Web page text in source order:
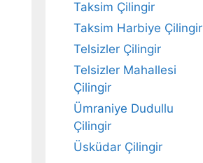
Taksim Çilingir
Taksim Harbiye Çilingir
Telsizler Çilingir
Telsizler Mahallesi
Çilingir
Ümraniye Dudullu
Çilingir
Üsküdar Çilingir